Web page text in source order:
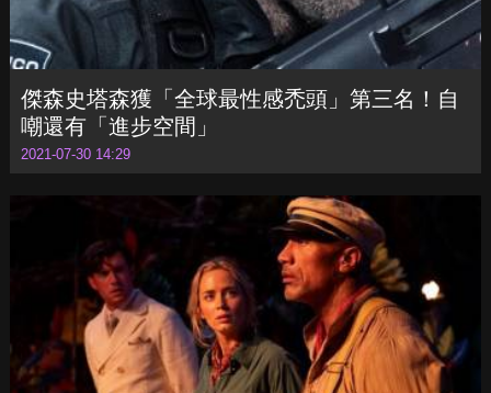
傑森史塔森獲「全球最性感禿頭」第三名！自
嘲還有「進步空間」
2021-07-30 14:29